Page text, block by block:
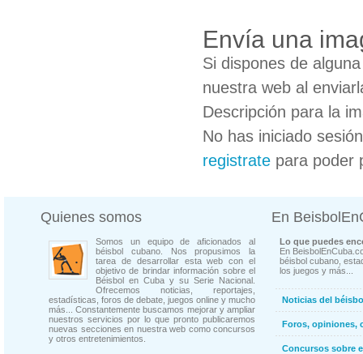
Envía una
Si dispones de
nuestra web al
Descripción para la
No has iniciado
registrate para poder
Quienes somos
Somos un equipo de aficionados al
béisbol cubano. Nos propusimos la
tarea de desarrollar esta web con el
objetivo de brindar información sobre el
Béisbol en Cuba y su Serie Nacional.
Ofrecemos noticias, reportajes,
estadísticas, foros de debate, juegos online y mucho
más... Constantemente buscamos mejorar y ampliar
nuestros servicios por lo que pronto publicaremos
nuevas secciones en nuestra web como concursos
y otros entretenimientos.
En
Lo que puedes
En
béisbol cubano,
los juegos y más...
Noticias del
Foros, opiniones,
Concursos sobre